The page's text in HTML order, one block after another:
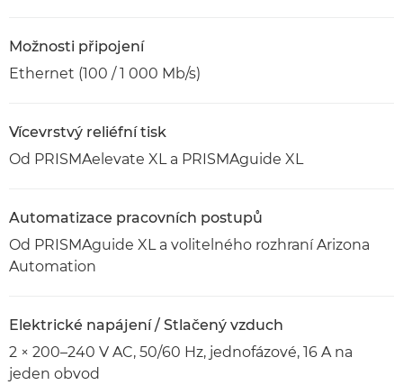
Možnosti připojení
Ethernet (100 / 1 000 Mb/s)
Vícevrstvý reliéfní tisk
Od PRISMAelevate XL a PRISMAguide XL
Automatizace pracovních postupů
Od PRISMAguide XL a volitelného rozhraní Arizona
Automation
Elektrické napájení / Stlačený vzduch
2 × 200–240 V AC, 50/60 Hz, jednofázové, 16 A na
jeden obvod